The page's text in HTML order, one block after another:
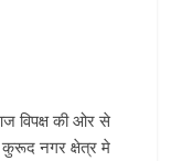
विपक्ष की ओर से
नगर क्षेत्र मे